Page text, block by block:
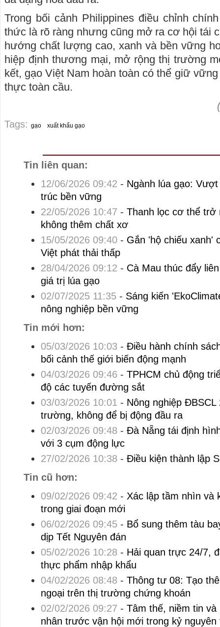
Trong bối cảnh Philippines điều chỉnh
thức là rõ ràng nhưng cũng mở ra cơ hội tái
hướng chất lượng cao, xanh và bền vững
hiệp định thương mại, mở rộng thị trường
kết, gạo Việt Nam hoàn toàn có thể giữ
thực toàn cầu.
Tags: gạo xuất khẩu gạo
Tin liên quan:
12/06/2026 09:42 - Ngành lúa gạo:
trúc bền vững
22/05/2026 10:47 - Thanh lọc cơ thể trở
không thêm chất xơ
15/05/2026 09:40- Gắn 'hộ chiếu xanh'
Việt phát thải thấp
28/04/2026 09:12 - Cà Mau thúc đẩy
giá trị lúa gạo
02/07/2025 11:35- Sáng kiến
nông nghiệp bền vững
Tin mới hơn:
05/03/2026 10:03 - Điều hành chính
bối cảnh thế giới biến động mạnh
04/03/2026 09:46 - TPHCM chủ động
độ các tuyến đường sắt
03/03/2026 10:01 - Nông nghiệp
trường, không để bị động đầu ra
02/03/2026 09:48 - Đà Nẵng tái định
với 3 cụm động lực
27/02/2026 10:38 - Điều kiện thành lập
Tin cũ hơn:
09/02/2026 09:42 - Xác lập tầm nhìn và
trong giai đoạn mới
06/02/2026 09:45- Bổ sung thêm tàu
dịp Tết Nguyên đán
05/02/2026 10:28 - Hải quan trực 24/7,
thực phẩm nhập khẩu
04/02/2026 08:48 - Thông tư 08: Tạo
ngoại trên thị trường chứng khoán
02/02/2026 09:27 - Tâm thế, niềm tin
nhân trước vận hội mới trong kỷ